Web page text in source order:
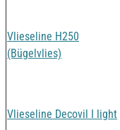
Vlieseline H250
(Bügelvlies)
Vlieseline Decovil I light